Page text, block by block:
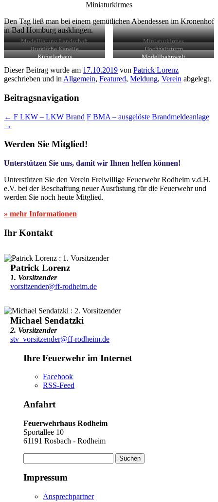
Miniaturkirmes
Den Tag ließ man bei einem gemütlichen Abendessen im Kronenhof
in Bad Homburg ausklingen.
Modellierung Landschaft
Miniaturkirmes
Russische Kapelle
Hochzeitsturm
Künstlerhaus
Modellbahnwelt
Dieser Beitrag wurde am 17.10.2019 von Patrick Lorenz
geschrieben und in Allgemein, Featured, Meldung, Verein abgelegt.
Beitragsnavigation
← F LKW – LKW Brand F BMA – ausgelöste Brandmeldeanlage
→
Werden Sie Mitglied!
Unterstützen Sie uns, damit wir Ihnen helfen können!
Unterstützen Sie den Verein Freiwillige Feuerwehr Rodheim v.d.H.
e.V. bei der Beschaffung neuer Ausrüstung für die Feuerwehr und
werden Sie noch heute Mitglied.
» mehr Informationen
Ihr Kontakt
Patrick Lorenz
1. Vorsitzender
vorsitzender@ff-rodheim.de
Michael Sendatzki
2. Vorsitzender
stv_vorsitzender@ff-rodheim.de
Ihre Feuerwehr im Internet
Facebook
RSS-Feed
Anfahrt
Feuerwehrhaus Rodheim
Sportallee 10
61191 Rosbach - Rodheim
nach:
Impressum
Ansprechpartner